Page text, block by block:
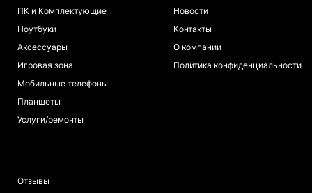
ПК и Комплектующие
Ноутбуки
Аксессуары
Игровая зона
Мобильные телефоны
Планшеты
Услуги/ремонты
Новости
Контакты
О компании
Политика конфиденциальности
Отзывы